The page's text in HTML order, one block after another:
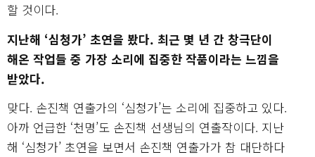
할 것이다.
지난해 ‘심청가’ 초연을 봤다. 최근 몇 년 간 창극단이
해온 작업들 중 가장 소리에 집중한 작품이라는 느낌을
받았다.
맞다. 손진책 연출가의 ‘심청가’는 소리에 집중하고 있다.
아까 언급한 ‘천명’도 손진책 선생님의 연출작이다. 지난
해 ‘심청가’ 초연을 보면서 손진책 연출가가 참 대단하다